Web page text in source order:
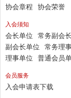
协会章程
协会荣誉
入会须知
会长单位
常务副会
副会长单位
常务理
理事单位
普通会员
会员服务
入会申请表下载